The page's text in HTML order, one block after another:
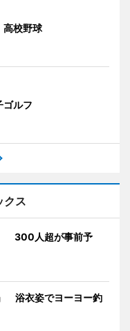
校野球
ルフ
クス
300人超が事前予
浴衣姿でヨーヨー釣